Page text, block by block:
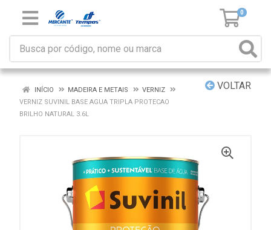
0
VOLTAR
INÍCIO MADEIRA E METAIS
VERNIZ
VERNIZ SUVINIL BASE AGUA TRIPLA PROTECAO
BRILHO NATURAL 3.6L